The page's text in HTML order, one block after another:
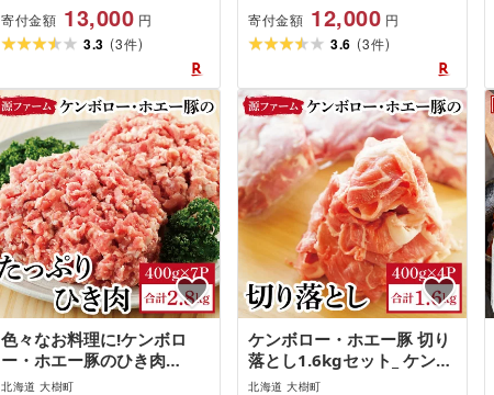
ームセット 定期便 北海道
大樹町 クール便 送料無料
贈答 ギフト [配送不可地域:
離島][G1459742]
寄付金額 13,000 円
3.3 (3件)
ームセット 定期便 北海道
大樹町 クール便 送料無料
贈答 ギフト [配送不可地域:
離島][G1460025]
寄付金額 12,000 円
3.6 (3件)
色々なお料理に!ケンボロ
ー・ホエー豚のひき肉
2.8kg[配送不可地域:離島]
北海道 大樹町
ケンボロー・ホエー豚 切り
落とし1.6kgセット_ ケンボ
ロー ホエー豚 切り落とし
北海道 大樹町